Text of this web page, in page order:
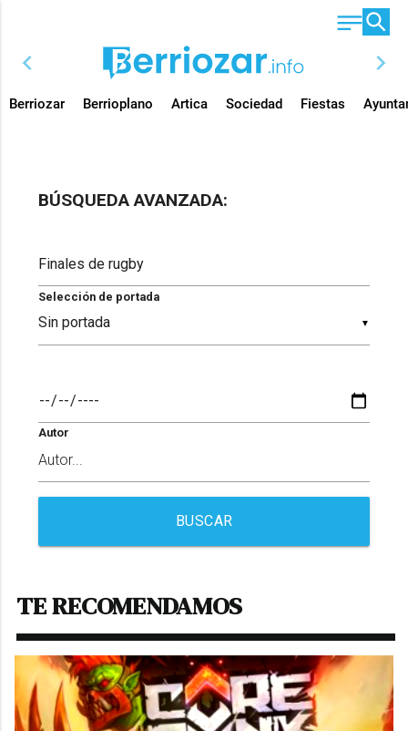
chevron_left chevron_right
Berriozar Berrioplano Artica Sociedad Fiestas
BÚSQUEDA AVANZADA:
▼
Selección de portada
Autor
BUSCAR
TE RECOMENDAMOS